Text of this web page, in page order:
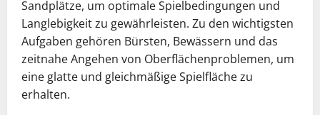
Sandplätze, um optimale Spielbedingungen und
Langlebigkeit zu gewährleisten. Zu den wichtigsten
Aufgaben gehören Bürsten, Bewässern und das
zeitnahe Angehen von Oberflächenproblemen, um
eine glatte und gleichmäßige Spielfläche zu
erhalten.